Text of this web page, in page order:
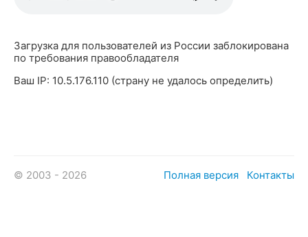
Загрузка для пользователей из России заблокирована
по требования правообладателя
Ваш IP: 10.5.176.110 (страну не удалось определить)
© 2003 - 2026 Полная версия Контакты